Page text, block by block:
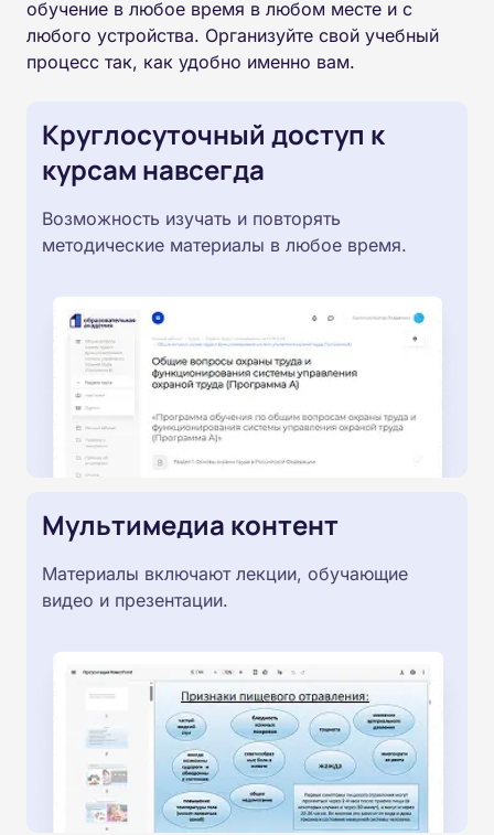
обучение в любое время в любом месте и с
любого устройства. Организуйте свой учебный
процесс так, как удобно именно вам.
Круглосуточный доступ к
курсам навсегда
Возможность изучать и повторять
методические материалы в любое время.
Мультимедиа контент
Материалы включают лекции, обучающие
видео и презентации.